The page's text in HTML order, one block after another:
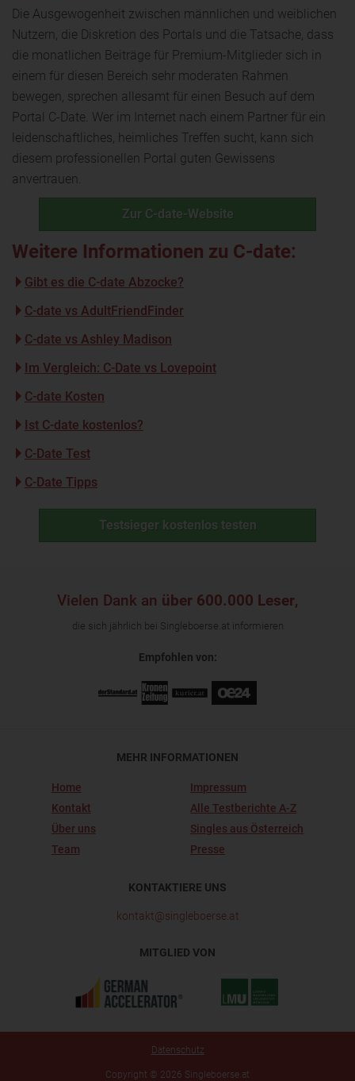
Die Ausgewogenheit zwischen männlichen und weiblichen
Nutzern, die Diskretion des Portals und die Tatsache, dass
die monatlichen Beiträge für Premium-Mitglieder sich in
einem für diesen Bereich sehr moderaten Rahmen
bewegen, sprechen allesamt für einen Besuch auf dem
Portal C-Date. Wer im Internet nach einem Partner für ein
leidenschaftliches, heimliches Treffen sucht, kann sich
diesem professionellen Portal guten Gewissens
anvertrauen.
Zur C-date-Website
Weitere Informationen zu C-date:
Gibt es die C-date Abzocke?
C-date vs AdultFriendFinder
C-date vs Ashley Madison
Im Vergleich: C-Date vs Lovepoint
C-date Kosten
Ist C-date kostenlos?
C-Date Test
C-Date Tipps
Testsieger kostenlos testen
Vielen Dank an über 600.000 Leser,
die sich jährlich bei Singleboerse.at informieren
Empfohlen von:
MEHR INFORMATIONEN
Home
Kontakt
Über uns
Team
Impressum
Alle Testberichte A-Z
Singles aus Österreich
Presse
KONTAKTIERE UNS
kontakt@singleboerse.at
MITGLIED VON
Copyright © 2026 Singleboerse.at
Datenschutz